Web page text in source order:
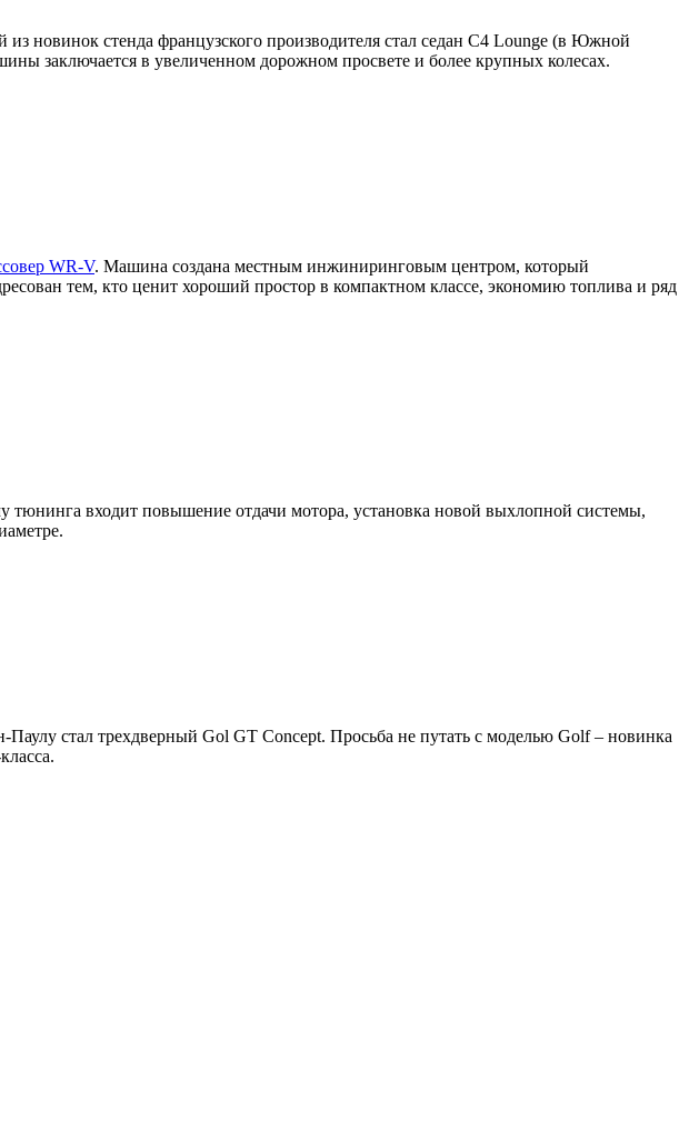
новинок стенда французского производителя стал седан C4 Lounge (в Южной
заключается в увеличенном дорожном просвете и более крупных колесах.
WR-V. Машина создана местным инжиниринговым центром, который
тем, кто ценит хороший простор в компактном классе, экономию топлива и ряд
тюнинга входит повышение отдачи мотора, установка новой выхлопной системы,
стал трехдверный Gol GT Concept. Просьба не путать с моделью Golf – новинка